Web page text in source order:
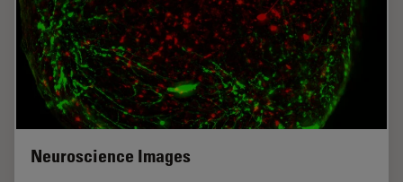
Neuroscience Images